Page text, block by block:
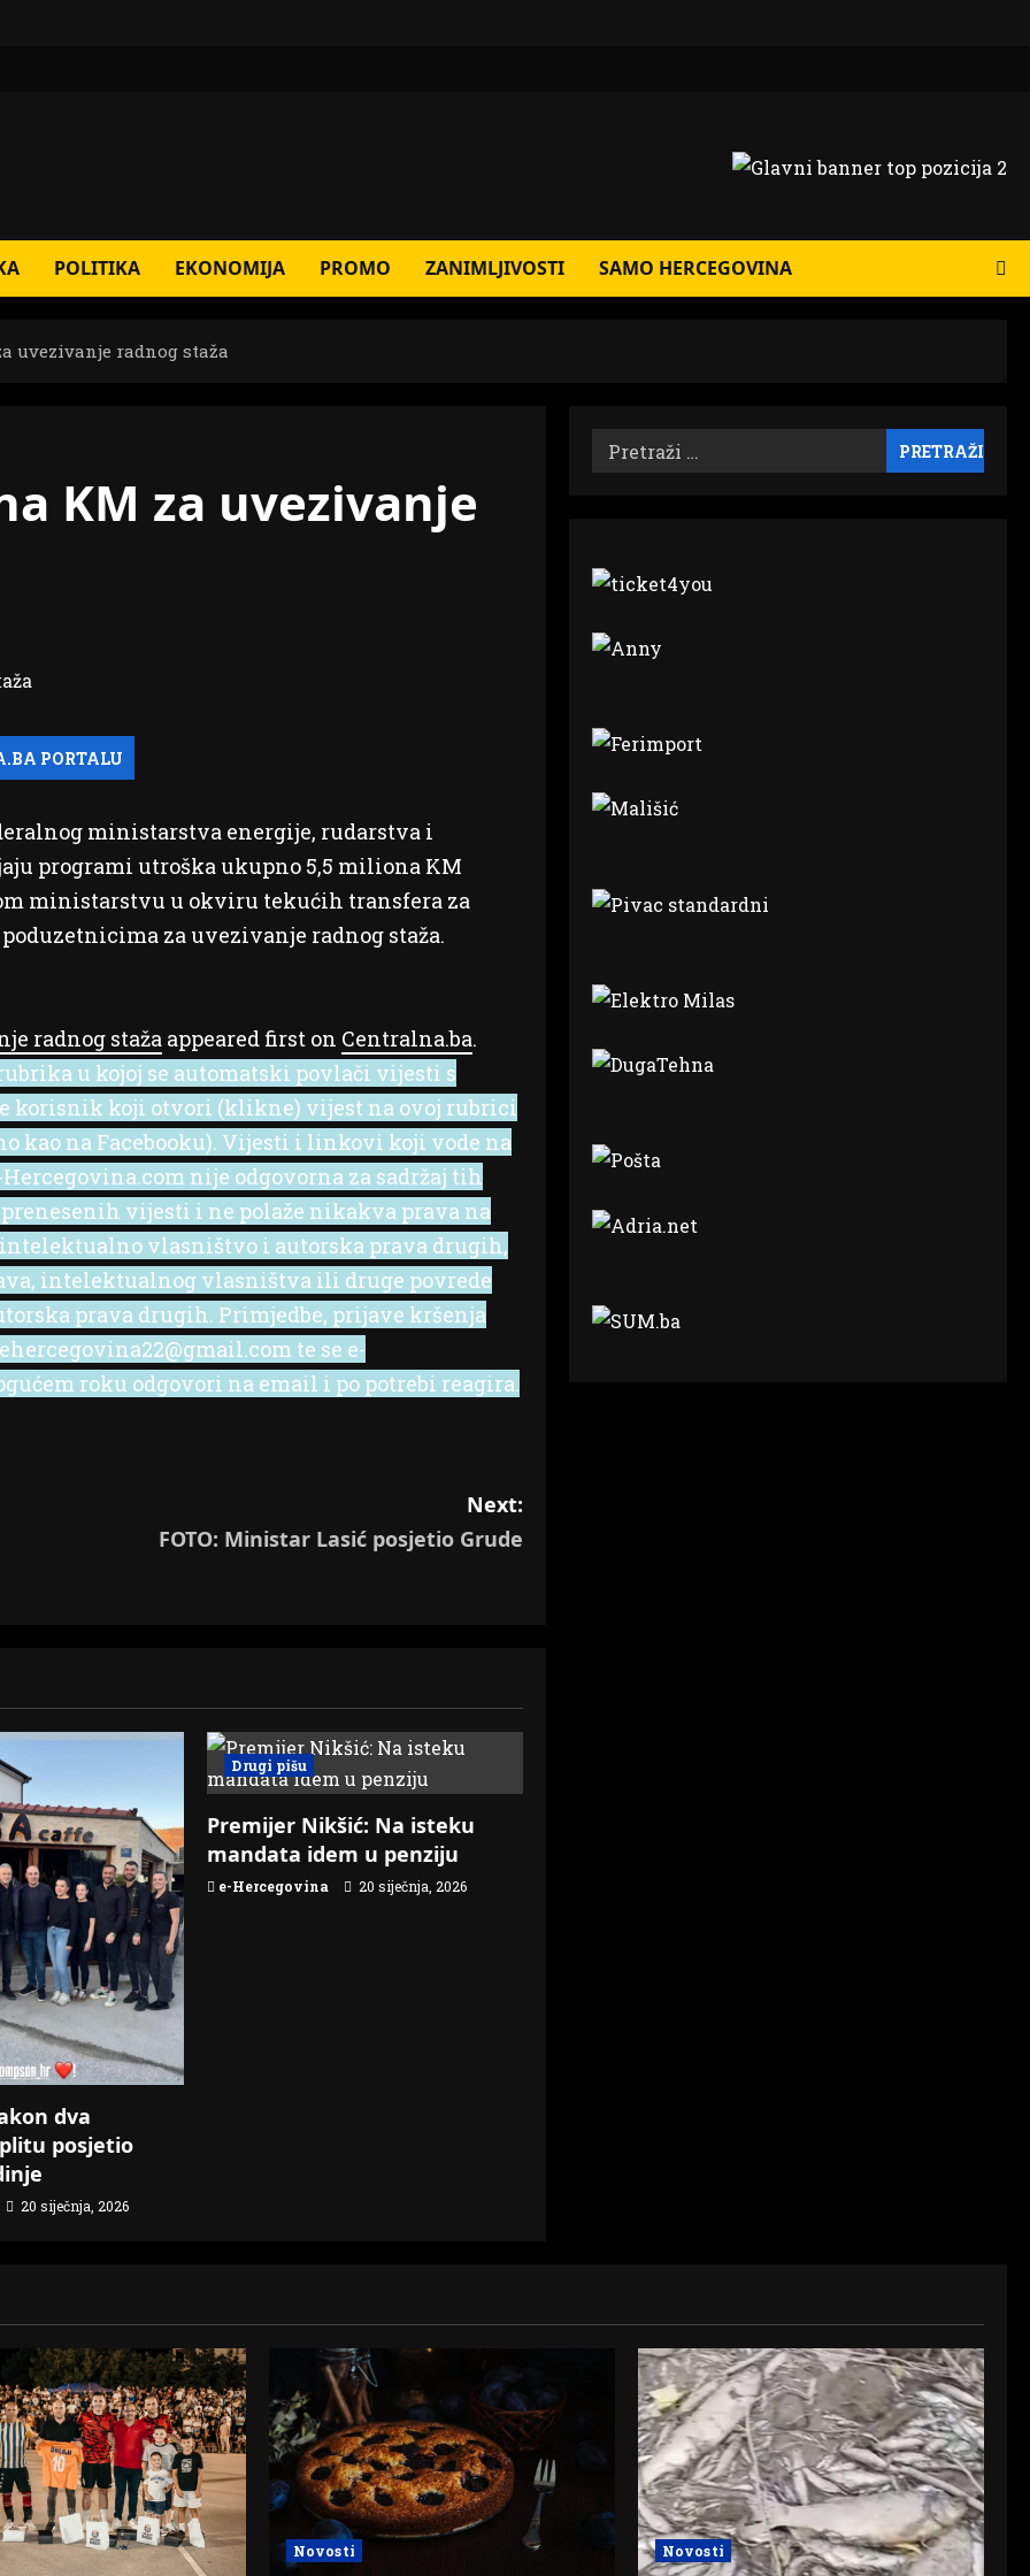
POLITIKA EKONOMIJA PROMO ZANIMLJIVOSTI SAMO HERCEGOVINA
uvezivanje radnog staža
KM za uvezivanje
ministarstva energije, rudarstva i
programi utroška ukupno 5,5 miliona KM
ministarstvu u okviru tekućih transfera za
za uvezivanje radnog staža.
radnog staža appeared first on Centralna.ba.
u kojoj se automatski povlači vijesti s
korisnik koji otvori (klikne) vijest na ovoj rubrici
kao na Facebooku). Vijesti i linkovi koji vode na
nije odgovorna za sadržaj tih
vijesti i ne polaže nikakva prava na
vlasništvo i autorska prava drugih,
intelektualnog vlasništva ili druge povrede
prava drugih. Primjedbe, prijave kršenja
te se e-
roku odgovori na email i po potrebi reagira.
Next:
FOTO: Ministar Lasić posjetio Grude
dva
posjetio
20 siječnja, 2026
Drugi pišu
Premijer Nikšić: Na isteku
mandata idem u penziju
e-Hercegovina 20 siječnja, 2026
Pretraži:
Novosti Novosti